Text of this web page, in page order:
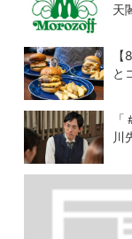
天
と
川